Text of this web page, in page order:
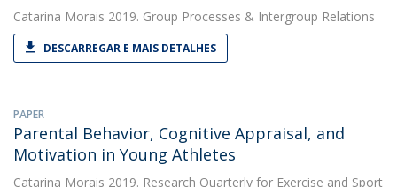
Catarina Morais 2019. Group Processes & Intergroup Relations
DESCARREGAR E MAIS DETALHES
PAPER
Parental Behavior, Cognitive Appraisal, and
Motivation in Young Athletes
Catarina Morais 2019. Research Quarterly for Exercise and Sport